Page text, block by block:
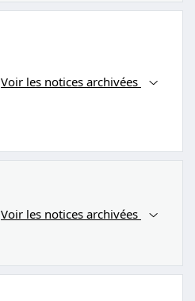
Voir les notices archivées
Voir les notices archivées